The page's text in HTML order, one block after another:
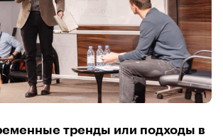
тренды или подходы в